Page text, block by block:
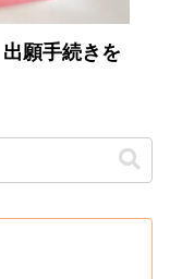
願手続きを